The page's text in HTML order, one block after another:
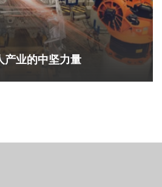
业的中坚力量